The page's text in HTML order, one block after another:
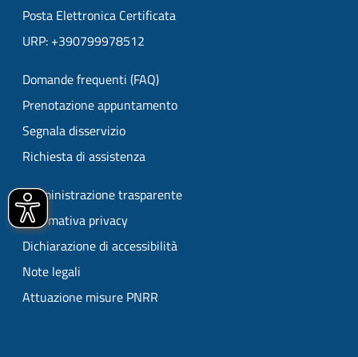
Posta Elettronica Certificata
URP: +390799978512
Domande frequenti (FAQ)
Prenotazione appuntamento
Segnala disservizio
Richiesta di assistenza
Amministrazione trasparente
Informativa privacy
Dichiarazione di accessibilità
Note legali
Attuazione misure PNRR